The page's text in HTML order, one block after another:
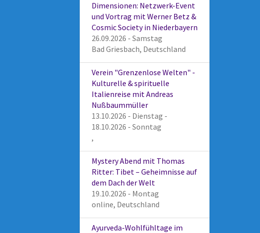
Dimensionen: Netzwerk-Event
und Vortrag mit Werner Betz &
Cosmic Society in Niederbayern
26.09.2026 - Samstag
Bad Griesbach, Deutschland
Verein "Grenzenlose Welten" -
Kulturelle & spirituelle
Italienreise mit Andreas
Nußbaummüller
13.10.2026 - Dienstag -
18.10.2026 - Sonntag
,
Mystery Abend mit Thomas
Ritter: Tibet – Geheimnisse auf
dem Dach der Welt
19.10.2026 - Montag
online, Deutschland
Ayurveda-Wohlfühltage im